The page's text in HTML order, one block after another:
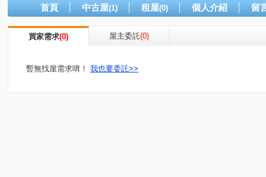
首頁 中古屋(1) 租屋(0) 個人介紹 留
買家需求(0) 屋主委託(0)
暫無找屋需求唷！ 我也要委託>>